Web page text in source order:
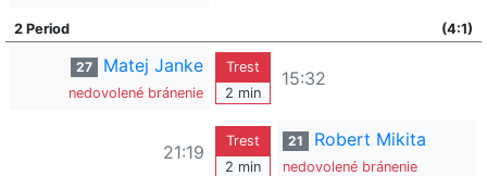
2 Period (4:1)
27 Matej Janke
nedovolené bránenie
Trest
2 min
15:32
21:19
Trest
2 min
21 Robert Mikita
nedovolené bránenie